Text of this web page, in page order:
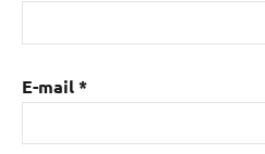
E-mail*